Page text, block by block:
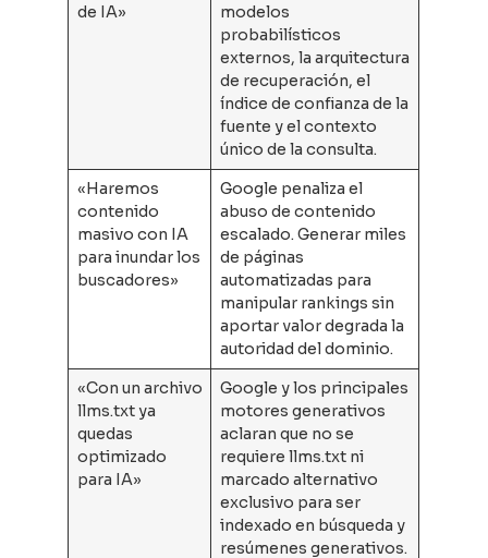
de IA»
modelos
probabilísticos
externos, la arquitectura
de recuperación, el
índice de confianza de la
fuente y el contexto
único de la consulta.
«Haremos
contenido
masivo con IA
para inundar los
buscadores»
Google penaliza el
abuso de contenido
escalado. Generar miles
de páginas
automatizadas para
manipular rankings sin
aportar valor degrada la
autoridad del dominio.
«Con un archivo
llms.txt ya
quedas
optimizado
para IA»
Google y los principales
motores generativos
aclaran que no se
requiere llms.txt ni
marcado alternativo
exclusivo para ser
indexado en búsqueda y
resúmenes generativos.